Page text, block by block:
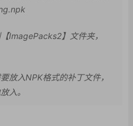
k
ImagePacks2】文件夹，
放入NPK格式的补丁文件，
入。